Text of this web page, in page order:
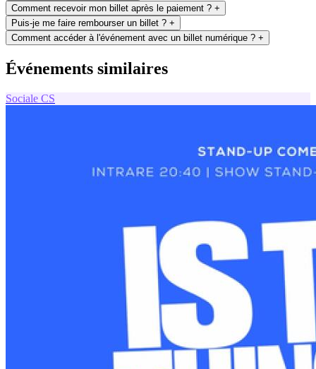
Comment recevoir mon billet après le paiement ? +
Puis-je me faire rembourser un billet ? +
Comment accéder à l'événement avec un billet numérique ? +
Événements similaires
Sociale CS